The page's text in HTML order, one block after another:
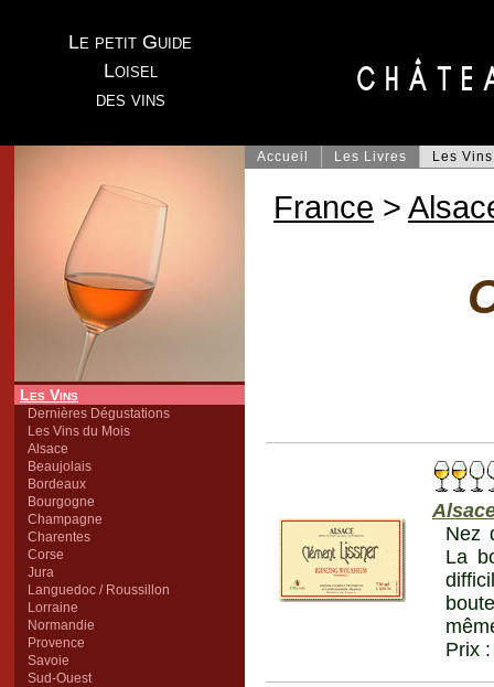
Le petit Guide
Loisel
des vins
Les Vins
Dernières Dégustations
Les Vins du Mois
Alsace
Beaujolais
Bordeaux
Bourgogne
Champagne
Charentes
Corse
Jura
Languedoc / Roussillon
Lorraine
Normandie
Provence
Savoie
Sud-Ouest
Accueil Les Livres Les Vins
France >
Nez
La
Prix